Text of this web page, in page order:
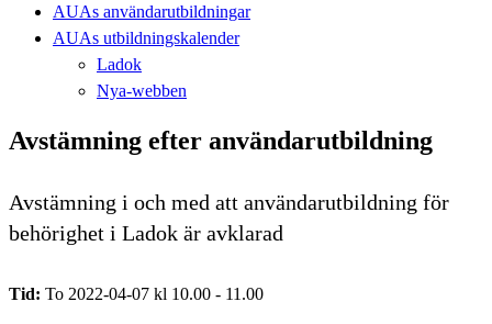
AUAs användarutbildningar
AUAs utbildningskalender
Ladok
Nya-webben
Avstämning efter användarutbildning
Avstämning i och med att användarutbildning för
behörighet i Ladok är avklarad
Tid: To 2022-04-07 kl 10.00 - 11.00